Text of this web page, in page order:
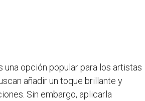
una opción popular para los artistas
añadir un toque brillante y
Sin embargo, aplicarla